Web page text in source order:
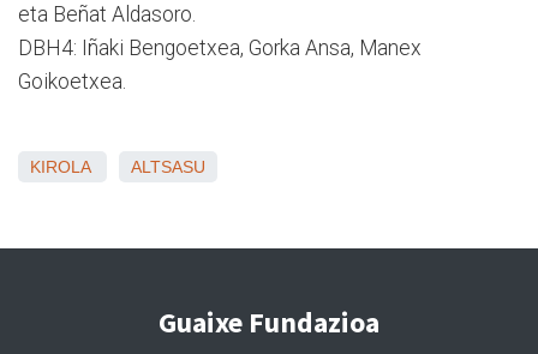
eta Beñat Aldasoro.
DBH4: Iñaki Bengoetxea, Gorka Ansa, Manex
Goikoetxea.
KIROLA ALTSASU
Guaixe Fundazioa